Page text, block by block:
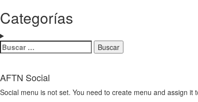
Categorías
AFTN Social
Social menu is not set. You need to create menu and assign it